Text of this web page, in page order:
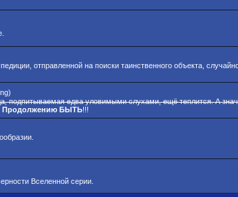
отправленной на поиски таинственного объекта,
подпитываемая едва уловимыми слухами, ещё теплится. А
Продолжению БЫТЬ!!!
Вселенной серии.